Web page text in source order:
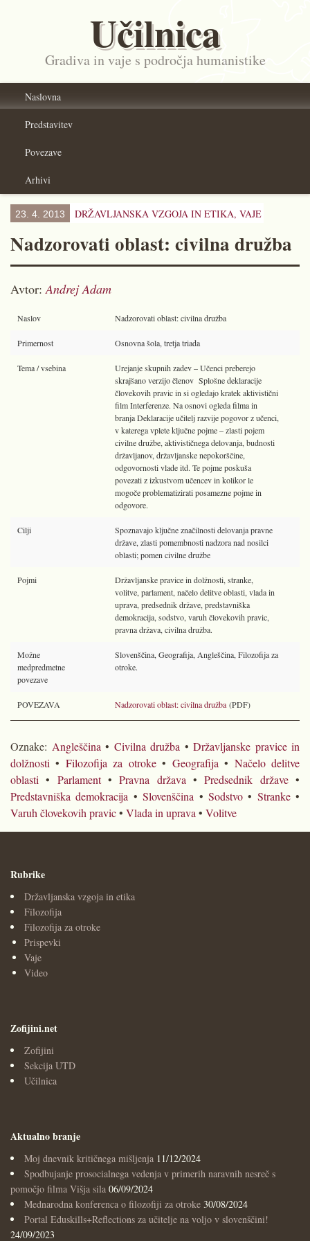
Učilnica
Gradiva in vaje s področja humanistike
Naslovna
Predstavitev
Povezave
Arhivi
23. 4. 2013 DRŽAVLJANSKA VZGOJA IN ETIKA, VAJE
Nadzorovati oblast: civilna družba
Avtor:Andrej Adam
Naslov Nadzorovati oblast: civilna družba
Primernost Osnovna šola, tretja triada
Tema / vsebina
Urejanje skupnih zadev – Učenci preberejo
skrajšano verzijo členov Splošne deklaracije
človekovih pravic in si ogledajo kratek aktivistični
film Interferenze. Na osnovi ogleda filma in
branja Deklaracije učitelj razvije pogovor z učenci,
v katerega vplete ključne pojme – zlasti pojem
civilne družbe, aktivističnega delovanja, budnosti
državljanov, državljanske nepokorščine,
odgovornosti vlade itd. Te pojme poskuša
povezati z izkustvom učencev in kolikor le
mogoče problematizirati posamezne pojme in
odgovore.
Cilji
Spoznavajo ključne značilnosti delovanja pravne
države, zlasti pomembnosti nadzora nad nosilci
oblasti; pomen civilne družbe
Pojmi
Državljanske pravice in dolžnosti, stranke,
volitve, parlament, načelo delitve oblasti, vlada in
uprava, predsednik države, predstavniška
demokracija, sodstvo, varuh človekovih pravic,
pravna država, civilna družba.
Možne
medpredmetne
povezave
Slovenščina, Geografija, Angleščina, Filozofija za
otroke.
POVEZAVA Nadzorovati oblast: civilna družba (PDF)
Oznake: Angleščina • Civilna družba • Državljanske pravice in
dolžnosti • Filozofija za otroke• Geografija • Načelo delitve
oblasti • Parlament•Pravna država •Predsednik države•
Predstavniška demokracija •Slovenščina • Sodstvo• Stranke•
Varuh človekovih pravic• Vlada in uprava • Volitve
Rubrike
Državljanska vzgoja in etika
Filozofija
Filozofija za otroke
Prispevki
Vaje
Video
Zofijini.net
Zofijini
Sekcija UTD
Učilnica
Aktualno branje
Moj dnevnik kritičnega mišljenja 11/12/2024
Spodbujanje prosocialnega vedenja v primerih naravnih nesreč s
pomočjo filma Višja sila 06/09/2024
Mednarodna konferenca o filozofiji za otroke 30/08/2024
Portal Eduskills+Reflections za učitelje na voljo v slovenščini!
24/09/2023